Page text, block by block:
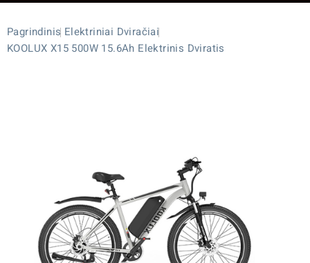
Pagrindinis Elektriniai Dviračiai
KOOLUX X15 500W 15.6Ah Elektrinis Dviratis